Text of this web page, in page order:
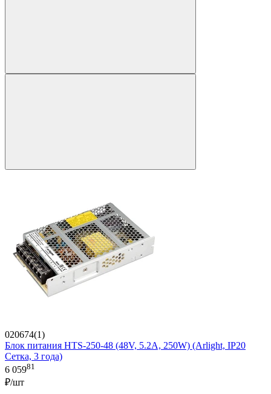
020674(1)
Блок питания HTS-250-48 (48V, 5.2A, 250W) (Arlight, IP20
Сетка, 3 года)
6 05981
₽/шт